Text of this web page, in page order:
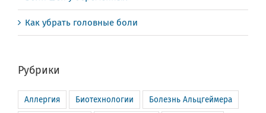
Как убрать головные боли
Рубрики
Аллергия Биотехнологии Болезнь Альцгеймера